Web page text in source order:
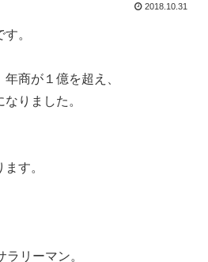
2018.10.31
。
商が１億を超え、
りました。
す。
リーマン。